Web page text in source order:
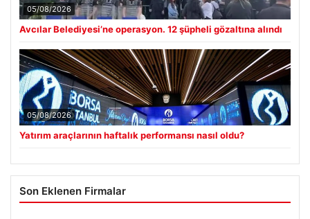
05/08/2026
Avcılar Belediyesi’ne operasyon. 12 şüpheli gözaltına alındı
05/08/2026
Yatırım araçlarının haftalık performansı nasıl oldu?
Son Eklenen Firmalar